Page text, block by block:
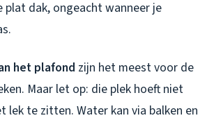
plat dak, ongeacht wanneer je
het plafond zijn het meest voor de
Maar let op: die plek hoeft niet
lek te zitten. Water kan via balken en